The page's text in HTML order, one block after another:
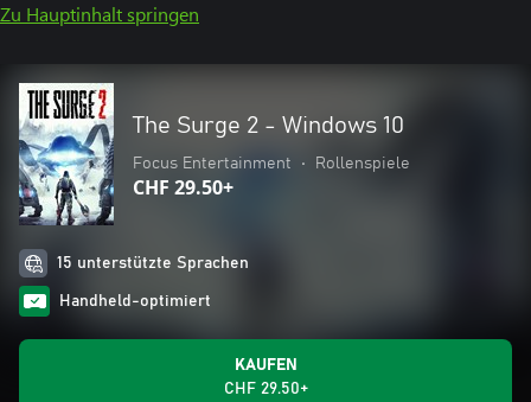
Zu Hauptinhalt springen
The Surge 2 - Windows 10
Focus Entertainment • Rollenspiele
CHF 29.50+
15 unterstützte Sprachen
Handheld-optimiert
KAUFEN
CHF 29.50+